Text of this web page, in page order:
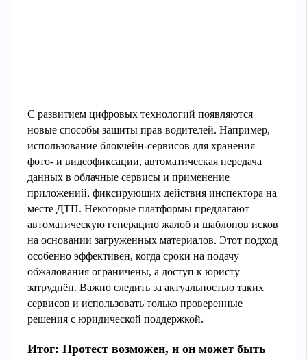
С развитием цифровых технологий появляются
новые способы защиты прав водителей. Например,
использование блокчейн-сервисов для хранения
фото- и видеофиксации, автоматическая передача
данных в облачные сервисы и применение
приложений, фиксирующих действия инспектора на
месте ДТП. Некоторые платформы предлагают
автоматическую генерацию жалоб и шаблонов исков
на основании загруженных материалов. Этот подход
особенно эффективен, когда сроки на подачу
обжалования ограничены, а доступ к юристу
затруднён. Важно следить за актуальностью таких
сервисов и использовать только проверенные
решения с юридической поддержкой.
Итог: Протест возможен, и он может быть